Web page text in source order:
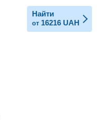
Найти
от 16216 UAH